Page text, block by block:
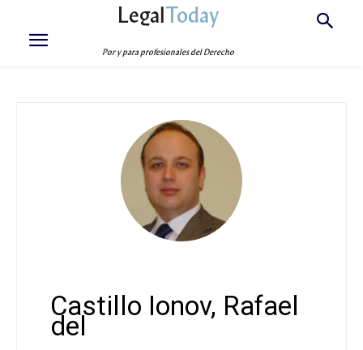
LegalToday
Por y para profesionales del Derecho
Castillo Ionov, Rafael
del